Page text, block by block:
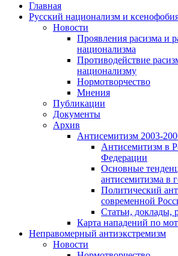
Главная
Русский национализм и
Новости
Проявления расизма и
национализма
Противодействие
национализму
Нормотворчество
Мнения
Публикации
Документы
Архив
Антисемитизм 2003-
Антисемитизм в
Федерации
Основные
антисемитизма в
Политический
современной
Статьи, доклады,
Карта нападений по
Неправомерный антиэкстремизм
Новости